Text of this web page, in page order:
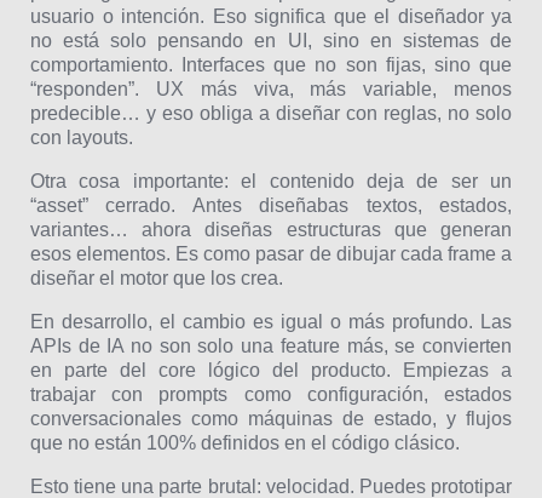
usuario o intención. Eso significa que el diseñador ya
no está solo pensando en UI, sino en sistemas de
comportamiento. Interfaces que no son fijas, sino que
“responden”. UX más viva, más variable, menos
predecible… y eso obliga a diseñar con reglas, no solo
con layouts.
Otra cosa importante: el contenido deja de ser un
“asset” cerrado. Antes diseñabas textos, estados,
variantes… ahora diseñas estructuras que generan
esos elementos. Es como pasar de dibujar cada frame a
diseñar el motor que los crea.
En desarrollo, el cambio es igual o más profundo. Las
APIs de IA no son solo una feature más, se convierten
en parte del core lógico del producto. Empiezas a
trabajar con prompts como configuración, estados
conversacionales como máquinas de estado, y flujos
que no están 100% definidos en el código clásico.
Esto tiene una parte brutal: velocidad. Puedes prototipar